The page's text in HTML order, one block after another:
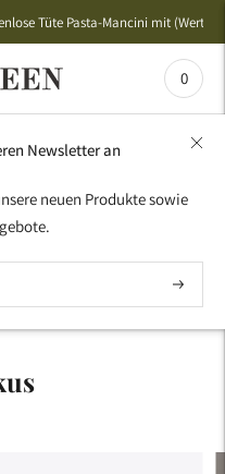
Tüte Pasta-Mancini mit (Wert
0
Newsletter an
neuen Produkte sowie